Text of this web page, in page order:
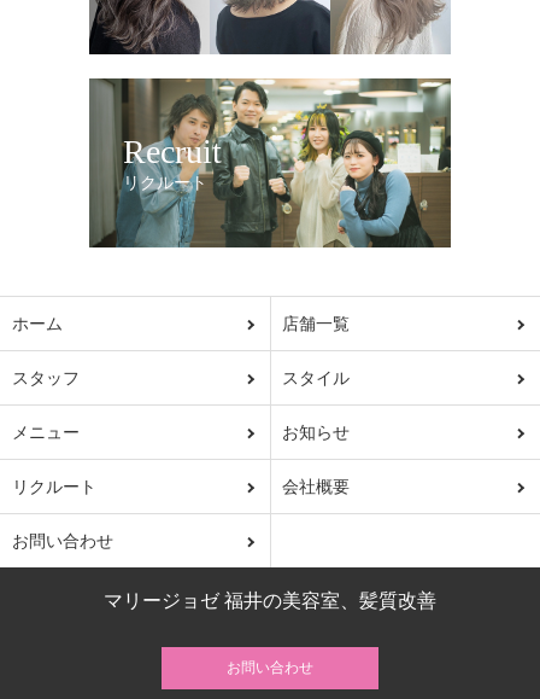
Recruit
リクルート
ホーム 店舗一覧
スタッフ スタイル
メニュー お知らせ
リクルート 会社概要
お問い合わせ
マリージョゼ 福井の美容室、髪質改善
お問い合わせ